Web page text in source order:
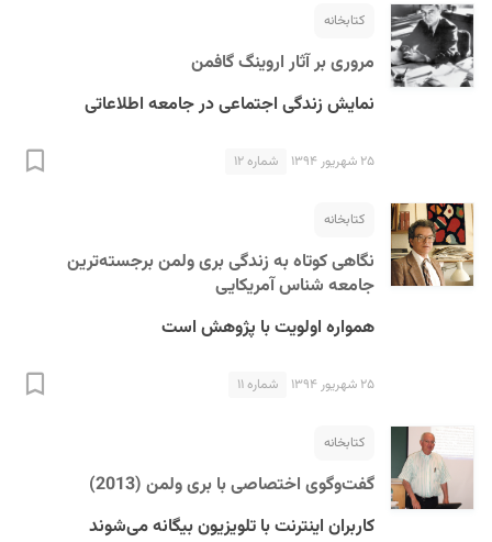
کتابخانه
مروری بر آثار اروینگ گافمن
نمایش زندگی اجتماعی در جامعه اطلاعاتی
۲۵ شهریور ۱۳۹۴ شماره ۱۲
کتابخانه
نگاهی کوتاه به زندگی بری ولمن برجسته‌ترین
جامعه شناس آمریکایی
همواره اولویت با پژوهش است
۲۵ شهریور ۱۳۹۴ شماره ۱۱
کتابخانه
گفت‌وگوی اختصاصی با بری ولمن (2013)
کاربران اینترنت با تلویزیون بیگانه می‌شوند